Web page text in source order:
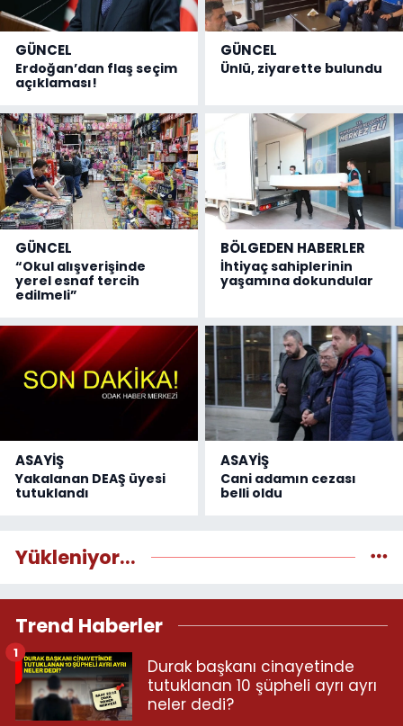
GÜNCEL
Erdoğan’dan flaş seçim
açıklaması!
GÜNCEL
Ünlü, ziyarette bulundu
GÜNCEL
“Okul alışverişinde
yerel esnaf tercih
edilmeli”
BÖLGEDEN HABERLER
İhtiyaç sahiplerinin
yaşamına dokundular
ASAYİŞ
Yakalanan DEAŞ üyesi
tutuklandı
ASAYİŞ
Cani adamın cezası
belli oldu
Yükleniyor...
Trend Haberler
Durak başkanı cinayetinde
tutuklanan 10 şüpheli ayrı ayrı
neler dedi?
1